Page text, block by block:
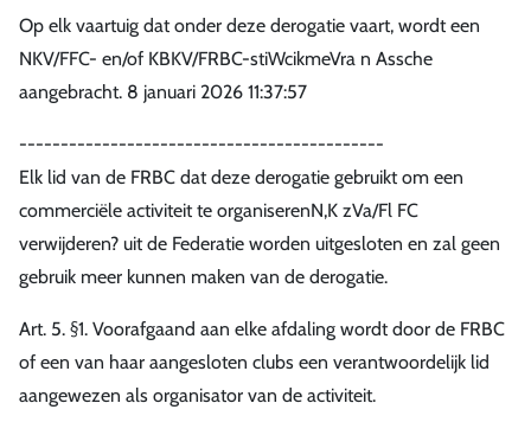
Op elk vaartuig dat onder deze derogatie vaart, wordt een
NKV/FFC- en/of KBKV/FRBC-stiWcikmeVra n Assche
aangebracht. 8 januari 2026 11:37:57
--------------------------------------------
Elk lid van de FRBC dat deze derogatie gebruikt om een
commerciële activiteit te organiserenN,K zVa/Fl FC
verwijderen? uit de Federatie worden uitgesloten en zal geen
gebruik meer kunnen maken van de derogatie.
Art. 5. §1. Voorafgaand aan elke afdaling wordt door de FRBC
of een van haar aangesloten clubs een verantwoordelijk lid
aangewezen als organisator van de activiteit.